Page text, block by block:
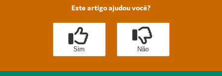
Este artigo ajudou você?
Sim Não